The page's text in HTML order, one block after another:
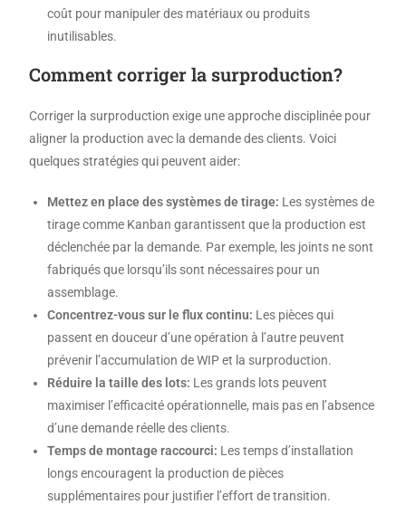
coût pour manipuler des matériaux ou produits
inutilisables.
Comment corriger la surproduction?
Corriger la surproduction exige une approche disciplinée pour
aligner la production avec la demande des clients. Voici
quelques stratégies qui peuvent aider:
Mettez en place des systèmes de tirage: Les systèmes de
tirage comme Kanban garantissent que la production est
déclenchée par la demande. Par exemple, les joints ne sont
fabriqués que lorsqu’ils sont nécessaires pour un
assemblage.
Concentrez-vous sur le flux continu: Les pièces qui
passent en douceur d’une opération à l’autre peuvent
prévenir l’accumulation de WIP et la surproduction.
Réduire la taille des lots: Les grands lots peuvent
maximiser l’efficacité opérationnelle, mais pas en l’absence
d’une demande réelle des clients.
Temps de montage raccourci: Les temps d’installation
longs encouragent la production de pièces
supplémentaires pour justifier l’effort de transition.